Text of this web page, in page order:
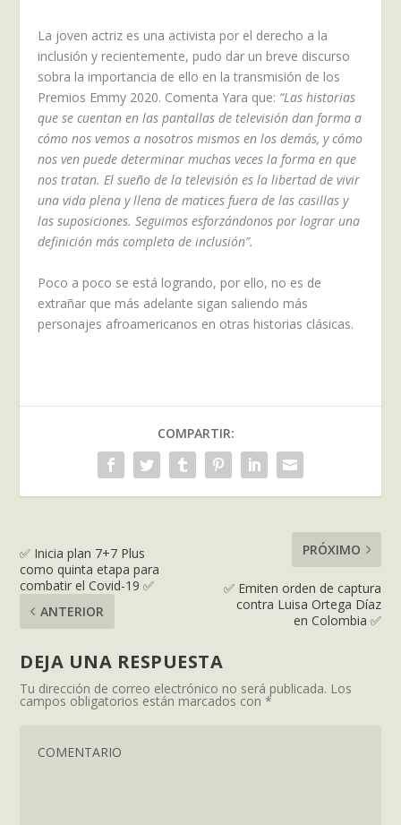
La joven actriz es una activista por el derecho a la
inclusión y recientemente, pudo dar un breve discurso
sobra la importancia de ello en la transmisión de los
Premios Emmy 2020. Comenta Yara que: “Las historias
que se cuentan en las pantallas de televisión dan forma a
cómo nos vemos a nosotros mismos en los demás, y cómo
nos ven puede determinar muchas veces la forma en que
nos tratan. El sueño de la televisión es la libertad de vivir
una vida plena y llena de matices fuera de las casillas y
las suposiciones. Seguimos esforzándonos por lograr una
definición más completa de inclusión”.
Poco a poco se está logrando, por ello, no es de
extrañar que más adelante sigan saliendo más
personajes afroamericanos en otras historias clásicas.
COMPARTIR:
✅ Inicia plan 7+7 Plus
como quinta etapa para
combatir el Covid-19 ✅
ANTERIOR
PRÓXIMO
✅ Emiten orden de captura
contra Luisa Ortega Díaz
en Colombia ✅
DEJA UNA RESPUESTA
Tu dirección de correo electrónico no será publicada. Los
campos obligatorios están marcados con*